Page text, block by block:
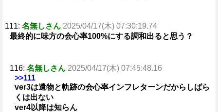
111: 名無しさん 2025/04/17(木) 07:30:19.74
最終的に味方の会心率100%にする調和出ると思う？
116: 名無しさん 2025/04/17(木) 07:45:48.16
>>111
ver3は遺物と軌跡の会心率インフレターンだからしばら
くは出ない
ver4以降は知らん